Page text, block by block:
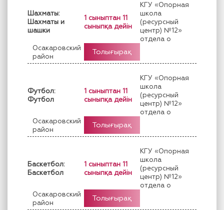
Шахматы:
Шахматы и
шашки
1 сыныптан 11
сыныпқа дейін
КГУ «Опорная
школа
(ресурсный
центр) №12»
отдела о
Осакаровский
район
Толығырақ
Футбол:
Футбол
1 сыныптан 11
сыныпқа дейін
КГУ «Опорная
школа
(ресурсный
центр) №12»
отдела о
Осакаровский
район
Толығырақ
Баскетбол:
Баскетбол
1 сыныптан 11
сыныпқа дейін
КГУ «Опорная
школа
(ресурсный
центр) №12»
отдела о
Осакаровский
район
Толығырақ